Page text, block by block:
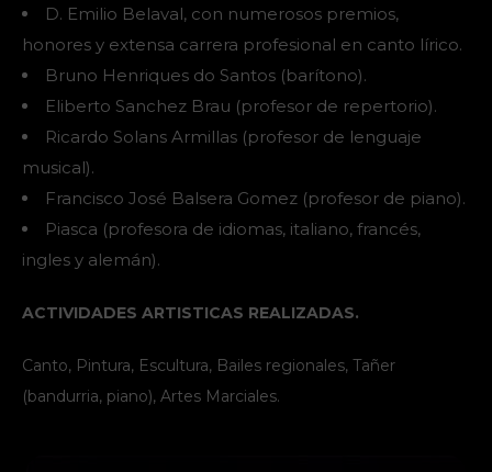
D. Emilio Belaval, con numerosos premios,
honores y extensa carrera profesional en canto lírico.
Bruno Henriques do Santos (barítono).
Eliberto Sanchez Brau (profesor de repertorio).
Ricardo Solans Armillas (profesor de lenguaje
musical).
Francisco José Balsera Gomez (profesor de piano).
Piasca (profesora de idiomas, italiano, francés,
ingles y alemán).
ACTIVIDADES ARTISTICAS REALIZADAS.
Canto, Pintura, Escultura, Bailes regionales, Tañer
(bandurria, piano), Artes Marciales.